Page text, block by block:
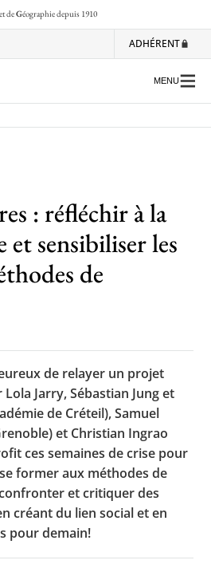
deGéographiedepuis 1910
ADHÉRENT
nationaux
et motions
de l’APHG
les actualités
vous de l’APHG
de recrutement
scolaires
tables rondes
MENU
: réfléchir à la
et sensibiliser les
de
de relayer un projet
Jarry, Sébastian Jung et
de Créteil), Samuel
et Christian Ingrao
ces semaines de crise pour
former aux méthodes de
et critiquer des
créant du lien social et en
pour demain!